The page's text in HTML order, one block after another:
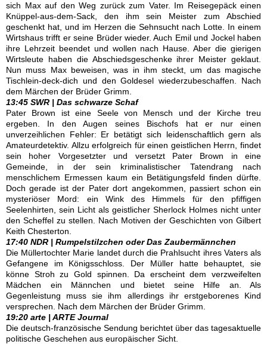
sich Max auf den Weg zurück zum Vater. Im Reisegepäck einen
Knüppel-aus-dem-Sack, den ihm sein Meister zum Abschied
geschenkt hat, und im Herzen die Sehnsucht nach Lotte. In einem
Wirtshaus trifft er seine Brüder wieder. Auch Emil und Jockel haben
ihre Lehrzeit beendet und wollen nach Hause. Aber die gierigen
Wirtsleute haben die Abschiedsgeschenke ihrer Meister geklaut.
Nun muss Max beweisen, was in ihm steckt, um das magische
Tischlein-deck-dich und den Goldesel wiederzubeschaffen. Nach
dem Märchen der Brüder Grimm.
13:45 SWR | Das schwarze Schaf
Pater Brown ist eine Seele von Mensch und der Kirche treu
ergeben. In den Augen seines Bischofs hat er nur einen
unverzeihlichen Fehler: Er betätigt sich leidenschaftlich gern als
Amateurdetektiv. Allzu erfolgreich für einen geistlichen Herrn, findet
sein hoher Vorgesetzter und versetzt Pater Brown in eine
Gemeinde, in der sein kriminalistischer Tatendrang nach
menschlichem Ermessen kaum ein Betätigungsfeld finden dürfte.
Doch gerade ist der Pater dort angekommen, passiert schon ein
mysteriöser Mord: ein Wink des Himmels für den pfiffigen
Seelenhirten, sein Licht als geistlicher Sherlock Holmes nicht unter
den Scheffel zu stellen. Nach Motiven der Geschichten von Gilbert
Keith Chesterton.
17:40 NDR | Rumpelstilzchen oder Das Zaubermännchen
Die Müllertochter Marie landet durch die Prahlsucht ihres Vaters als
Gefangene im Königsschloss. Der Müller hatte behauptet, sie
könne Stroh zu Gold spinnen. Da erscheint dem verzweifelten
Mädchen ein Männchen und bietet seine Hilfe an. Als
Gegenleistung muss sie ihm allerdings ihr erstgeborenes Kind
versprechen. Nach dem Märchen der Brüder Grimm.
19:20 arte | ARTE Journal
Die deutsch-französische Sendung berichtet über das tagesaktuelle
politische Geschehen aus europäischer Sicht.